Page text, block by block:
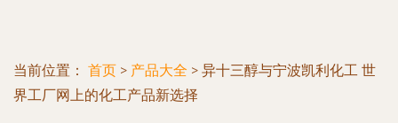
当前位置： 首页 > 产品大全 > 异十三醇与宁波凯利化工 世
界工厂网上的化工产品新选择